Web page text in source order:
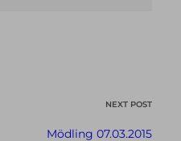
NEXT POST
Mödling 07.03.2015